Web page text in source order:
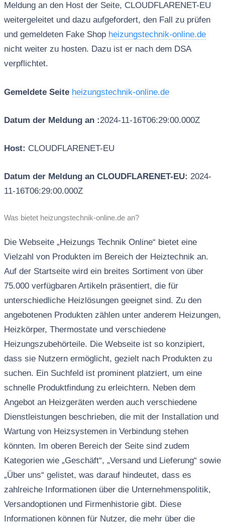
Meldung an den Host der Seite, CLOUDFLARENET-EU
weitergeleitet und dazu aufgefordert, den Fall zu prüfen
und gemeldeten Fake Shop heizungstechnik-online.de
nicht weiter zu hosten. Dazu ist er nach dem DSA
verpflichtet.
Gemeldete Seite heizungstechnik-online.de
Datum der Meldung an :2024-11-16T06:29:00.000Z
Host: CLOUDFLARENET-EU
Datum der Meldung an CLOUDFLARENET-EU: 2024-
11-16T06:29:00.000Z
Was bietet heizungstechnik-online.de an?
Die Webseite „Heizungs Technik Online“ bietet eine
Vielzahl von Produkten im Bereich der Heiztechnik an.
Auf der Startseite wird ein breites Sortiment von über
75.000 verfügbaren Artikeln präsentiert, die für
unterschiedliche Heizlösungen geeignet sind. Zu den
angebotenen Produkten zählen unter anderem Heizungen,
Heizkörper, Thermostate und verschiedene
Heizungszubehörteile. Die Webseite ist so konzipiert,
dass sie Nutzern ermöglicht, gezielt nach Produkten zu
suchen. Ein Suchfeld ist prominent platziert, um eine
schnelle Produktfindung zu erleichtern. Neben dem
Angebot an Heizgeräten werden auch verschiedene
Dienstleistungen beschrieben, die mit der Installation und
Wartung von Heizsystemen in Verbindung stehen
könnten. Im oberen Bereich der Seite sind zudem
Kategorien wie „Geschäft“, „Versand und Lieferung“ sowie
„Über uns“ gelistet, was darauf hindeutet, dass es
zahlreiche Informationen über die Unternehmenspolitik,
Versandoptionen und Firmenhistorie gibt. Diese
Informationen können für Nutzer, die mehr über die